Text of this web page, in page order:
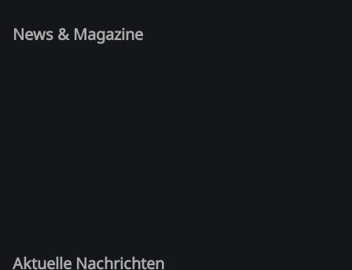
News & Magazine
Aktuelle Nachrichten